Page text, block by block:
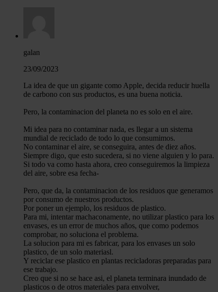
galan
23/09/2023
La idea de que un gigante como Apple, decida reducir huella
de carbono con sus productos, es una buena noticia.
Pero, la contaminacion del planeta no es solo en el aire.
Mi idea para no contaminar nada, es llegar a un sistema
mundial de reciclado de todo lo que consumimos.
No contaminar el aire, se conseguira, antes de diez años.
Siempre digo, que esto sucedera, si no viene alguien y lo para.
Si todo va como hasta ahora, creo conseguiremos la limpieza
del aire, sobre esa fecha-
Pero, que da, la contaminacion de los residuos que generamos
por consumo de nuestros productos.
Por poner un ejemplo, los residuos de plastico.
Para mi, intentar machaconamente, no utilizar plastico para los
envases, es un error de muchos años, que como podemos
comprobar, no soluciona el problema.
La solucion para mi es fabricar, para los envases un solo
plastico, de un solo materiasl.
Y reciclar ese plastico en plantas recicladoras preparadas para
ese trabajo.
Creo que si no se hace asi, el planeta terminara inundado de
plasticos o de otros materiales para envolver,